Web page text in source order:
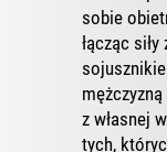
sobie
łącząc
z własnej
tych,